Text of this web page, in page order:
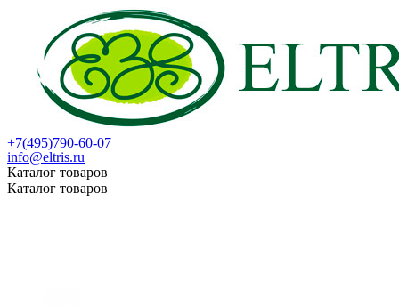
+7(495)790-60-07
info@eltris.ru
Каталог товаров
Каталог товаров